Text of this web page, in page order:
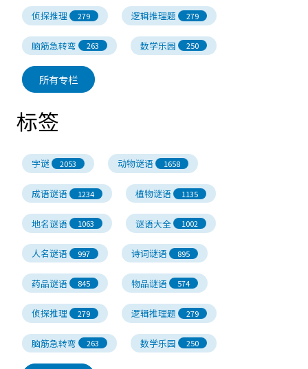
侦探推理 279 逻辑推理题 279
脑筋急转弯 263 数学乐园 250
所有专栏
标签
字谜 2053 动物谜语 1658
成语谜语 1234 植物谜语 1135
地名谜语 1063 谜语大全 1002
人名谜语 997 诗词谜语 895
药品谜语 845 物品谜语 574
侦探推理 279 逻辑推理题 279
脑筋急转弯 263 数学乐园 250